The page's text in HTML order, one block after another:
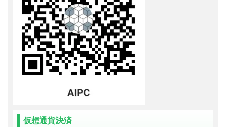
仮想通貨決済